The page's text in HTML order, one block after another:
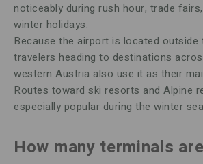
noticeably during rush hour, trade
winter holidays.
Because the airport is located outside
travelers heading to destinations
western Austria also use it as their
Routes toward ski resorts and Alpine
especially popular during the winter
How many terminals